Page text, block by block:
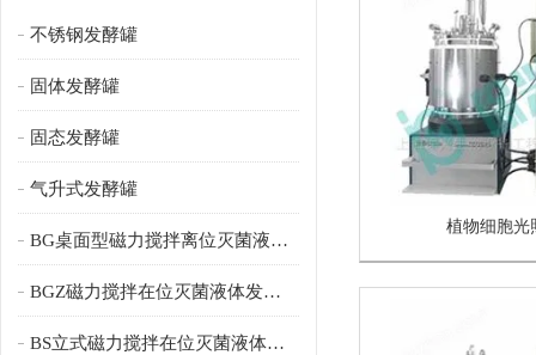
不锈钢发酵罐
固体发酵罐
固态发酵罐
气升式发酵罐
BG桌面型磁力搅拌离位灭菌液体发酵罐
BGZ磁力搅拌在位灭菌液体发酵罐
BS立式磁力搅拌在位灭菌液体发酵罐
植物细胞光